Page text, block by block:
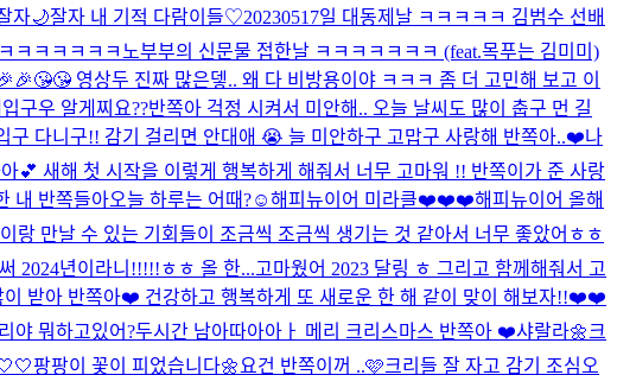
자🌙잘자 내 기적 다람이들♡20230517일 대동제날 ㅋㅋㅋㅋㅋ 김범수 선배
ㅋㅋㅋㅋㅋㅋ 노부부의 신문물 접한날 ㅋㅋㅋㅋㅋㅋㅋ (feat.목푸는 김미미)
영상두 진짜 많은뎋.. 왜 다 비방용이야 ㅋㅋㅋ 좀 더 고민해 보고 이
구우 알게찌요??반쪽아 걱정 시켜서 미안해.. 오늘 날씨도 많이 춥구 먼 길
구 다니구!! 감기 걸리면 안대애 😭 늘 미안하구 고맙구 사랑해 반쪽아..❤️나
💕 새해 첫 시작을 이렇게 행복하게 해줘서 너무 고마워 !! 반쪽이가 준 사랑
내 반쪽들아오늘 하루는 어때?☺️해피뉴이어 미라클❤️❤️❤️해피뉴이어 올해
만날 수 있는 기회들이 조금씩 조금씩 생기는 것 같아서 너무 좋았어ㅎㅎ
2024년이라니!!!!!ㅎㅎ 올 한...고마웠어 2023 달링 ㅎ 그리고 함께해줘서 고
이 받아 반쪽아❤️ 건강하고 행복하게 또 새로운 한 해 같이 맞이 해보자!!❤️❤️
야 뭐하고있어?두시간 남아따아아ㅏ 메리 크리스마스 반쪽아 ❤️샤랄라🌼 크
팡팡이 꽃이 피었습니다🌼 요건 반쪽이꺼 ..🩷크리들 잘 자고 감기 조심 오